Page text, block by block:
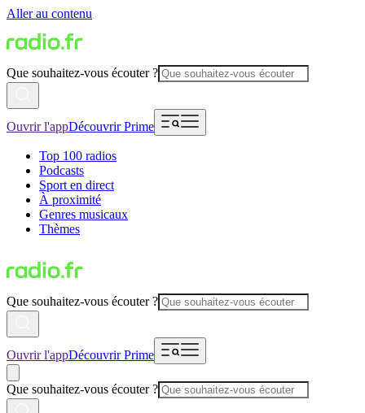
Aller au contenu
Que souhaitez-vous écouter ?
Ouvrir l'appDécouvrir Prime
Top 100 radios
Podcasts
Sport en direct
À proximité
Genres musicaux
Thèmes
Que souhaitez-vous écouter ?
Ouvrir l'appDécouvrir Prime
Que souhaitez-vous écouter ?